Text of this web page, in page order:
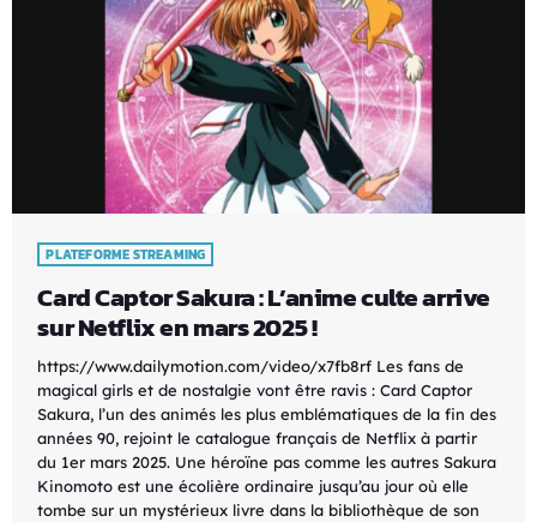
PLATEFORME STREAMING
Card Captor Sakura : L’anime culte arrive
sur Netflix en mars 2025 !
https://www.dailymotion.com/video/x7fb8rf Les fans de
magical girls et de nostalgie vont être ravis : Card Captor
Sakura, l’un des animés les plus emblématiques de la fin des
années 90, rejoint le catalogue français de Netflix à partir
du 1er mars 2025. Une héroïne pas comme les autres Sakura
Kinomoto est une écolière ordinaire jusqu’au jour où elle
tombe sur un mystérieux livre dans la bibliothèque de son